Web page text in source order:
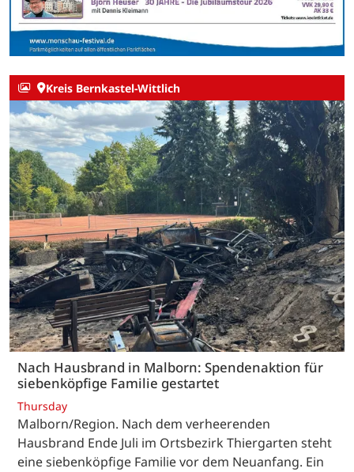
Kreis Bernkastel-Wittlich
Nach Hausbrand in Malborn: Spendenaktion für
siebenköpfige Familie gestartet
Thursday
Malborn/Region. Nach dem verheerenden
Hausbrand Ende Juli im Ortsbezirk Thiergarten steht
eine siebenköpfige Familie vor dem Neuanfang. Ein